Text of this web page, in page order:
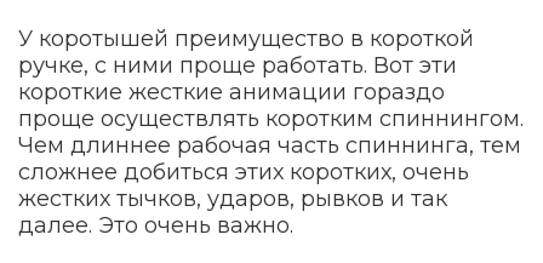
У коротышей преимущество в короткой
ручке, с ними проще работать. Вот эти
короткие жесткие анимации гораздо
проще осуществлять коротким спиннингом.
Чем длиннее рабочая часть спиннинга, тем
сложнее добиться этих коротких, очень
жестких тычков, ударов, рывков и так
далее. Это очень важно.